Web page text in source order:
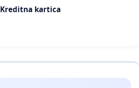
Kreditna kartica